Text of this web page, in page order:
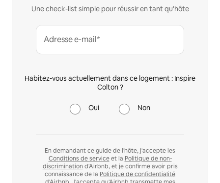
Une check-list simple pour réussir en tant qu'hôte
Adresse e-mail*
Habitez-vous actuellement dans ce logement : Inspire
Colton ?
Oui Non
En demandant ce guide de l'hôte, j'accepte les
Conditions de serviceet la Politique de non-
discrimination d'Airbnb, et je confirme avoir pris
connaissance de la Politique de confidentialité